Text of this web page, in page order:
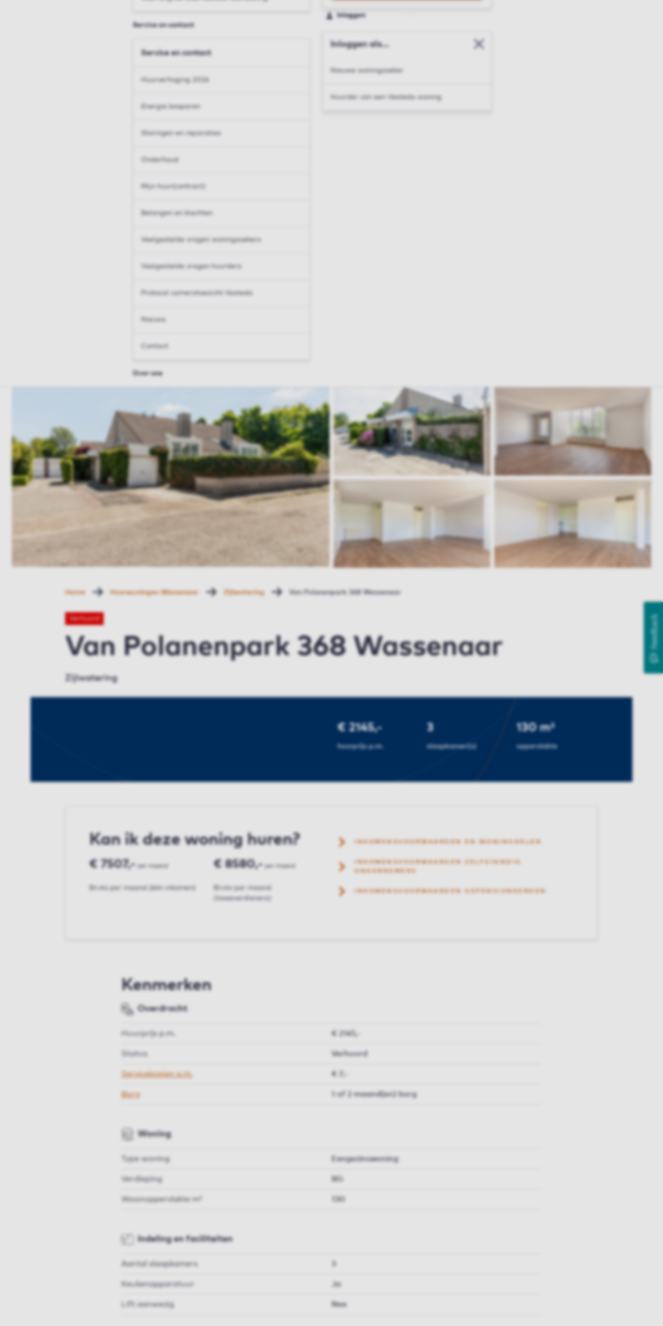
Service en contact
Service en contact
Huurverhoging 2026
Energie besparen
Storingen en reparaties
Onderhoud
Mijn huur(contract)
Belangen en klachten
Veelgestelde vragen woningzoekers
Veelgestelde vragen huurders
Protocol cameratoezicht Vesteda
Nieuws
Contact
Over ons
Inloggen
Inloggen als...
Sluit modal
Nieuwe woningzoeker
Huurder van een Vesteda woning
Home Huurwoningen Wassenaar Zijlwatering Van Polanenpark 368 Wassenaar
Verhuurd
Van Polanenpark 368 Wassenaar
Zijlwatering
€ 2145,-
huurprijs p.m.
3
slaapkamer(s)
130 m²
oppervlakte
Kan ik deze woning huren?
€ 7507,- per maand
Bruto per maand (één inkomen)
€ 8580,- per maand
Bruto per maand
(tweeverdieners)
INKOMENSVOORWAARDEN EN WONINGDELEN
INKOMENSVOORWAARDEN ZELFSTANDIG
ONDERNEMERS
INKOMENSVOORWAARDEN GEPENSIONEERDEN
Kenmerken
Overdracht
Huurprijs p.m. € 2145,-
Status Verhuurd
Servicekosten p.m. € 7,-
Borg 1 of 2 maand(en) borg
Woning
Type woning Eengezinswoning
Verdieping BG
Woonoppervlakte m² 130
Indeling en faciliteiten
Aantal slaapkamers
Keukenapparatuur Ja
Lift aanwezig Nee
Feedback